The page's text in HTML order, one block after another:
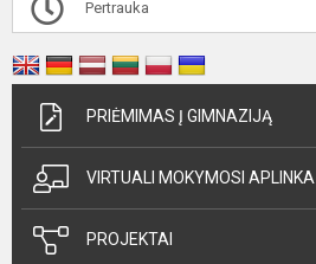
Pertrauka
PRIĖMIMAS Į GIMNAZIJĄ
VIRTUALI MOKYMOSI APLINKA
PROJEKTAI